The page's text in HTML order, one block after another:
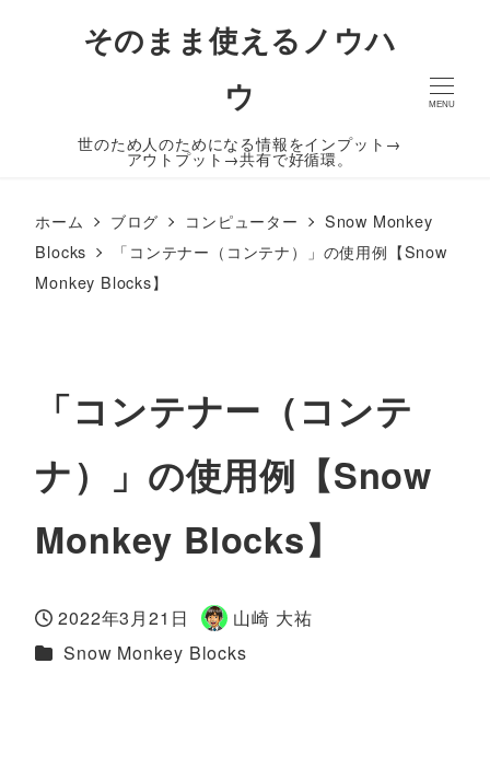
そのまま使えるノウハ
ウ
世のため人のためになる情報をインプット→
アウトプット→共有で好循環。
MENU
ホーム ブログ コンピューター
Snow Monkey
Blocks
「コンテナー（コンテナ）」の使用例【Snow
Monkey Blocks】
「コンテナー（コンテ
ナ）」の使用例【Snow
Monkey Blocks】
投稿日
2022年3月21日
著
者
山崎 大祐
カテゴリー
Snow Monkey Blocks